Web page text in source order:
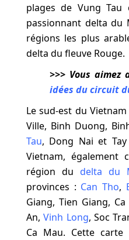
plages de Vung
passionnant delta du
régions les plus
delta du fleuve Rouge.
>>> Vous aimez
idées du circuit
Le sud-est du
Ville, Binh Duong,
Tau, Dong Nai et
Vietnam, également
région du delta du
provinces : Can Tho,
Giang, Tien Giang,
An,Vinh Long, Soc
Ca Mau. Cette